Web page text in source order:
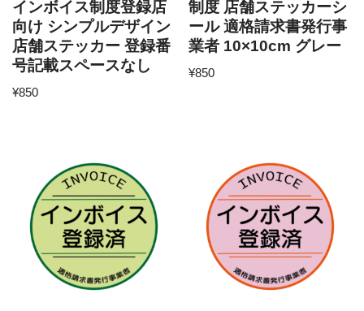
インボイス制度登録店
向け シンプルデザイン
店舗ステッカー 登録番
号記載スペースなし
¥850
制度 店舗ステッカーシ
ール 適格請求書発行事
業者 10×10cm グレー
¥850